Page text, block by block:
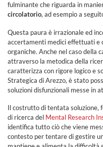
fulminante che riguarda in
circolatorio, ad esempio a
Questa paura è irrazionale ed
accertamenti medici effettuati e
organiche. Anche nel caso della
attraverso la metodica della
caratterizza con rigore logico e
Strategica di Arezzo, è stato
soluzioni disfunzionali messe in
Il costrutto di tentata soluzione,
di ricerca del Mental Research
identifica tutto ciò che viene
contesto per tentare di gestire